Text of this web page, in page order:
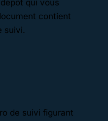
qui vous
contient
suivi.
de suivi figurant